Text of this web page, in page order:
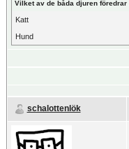
Vilket av de båda djuren föredrar
Katt
Hund
schalottenlök